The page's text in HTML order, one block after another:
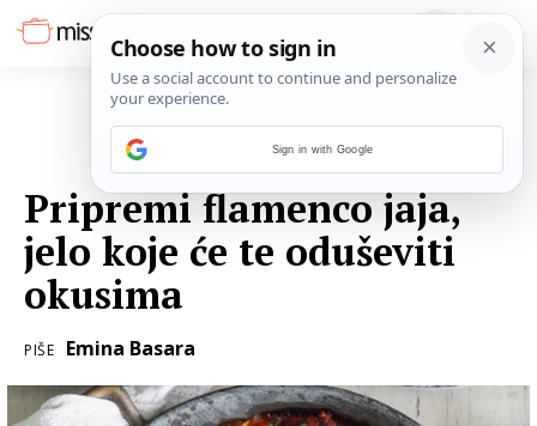
Pripremi flamenco jaja,
jelo koje će te oduševiti
okusima
PIŠE Emina Basara
Sign in with Google